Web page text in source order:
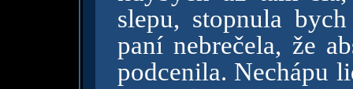
slepu, stopnula
paní nebrečela, že
podcenila. Nechápu